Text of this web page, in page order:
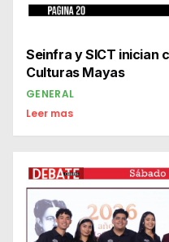
Seinfra y SICT inician
Culturas Mayas
GENERAL
Leer mas